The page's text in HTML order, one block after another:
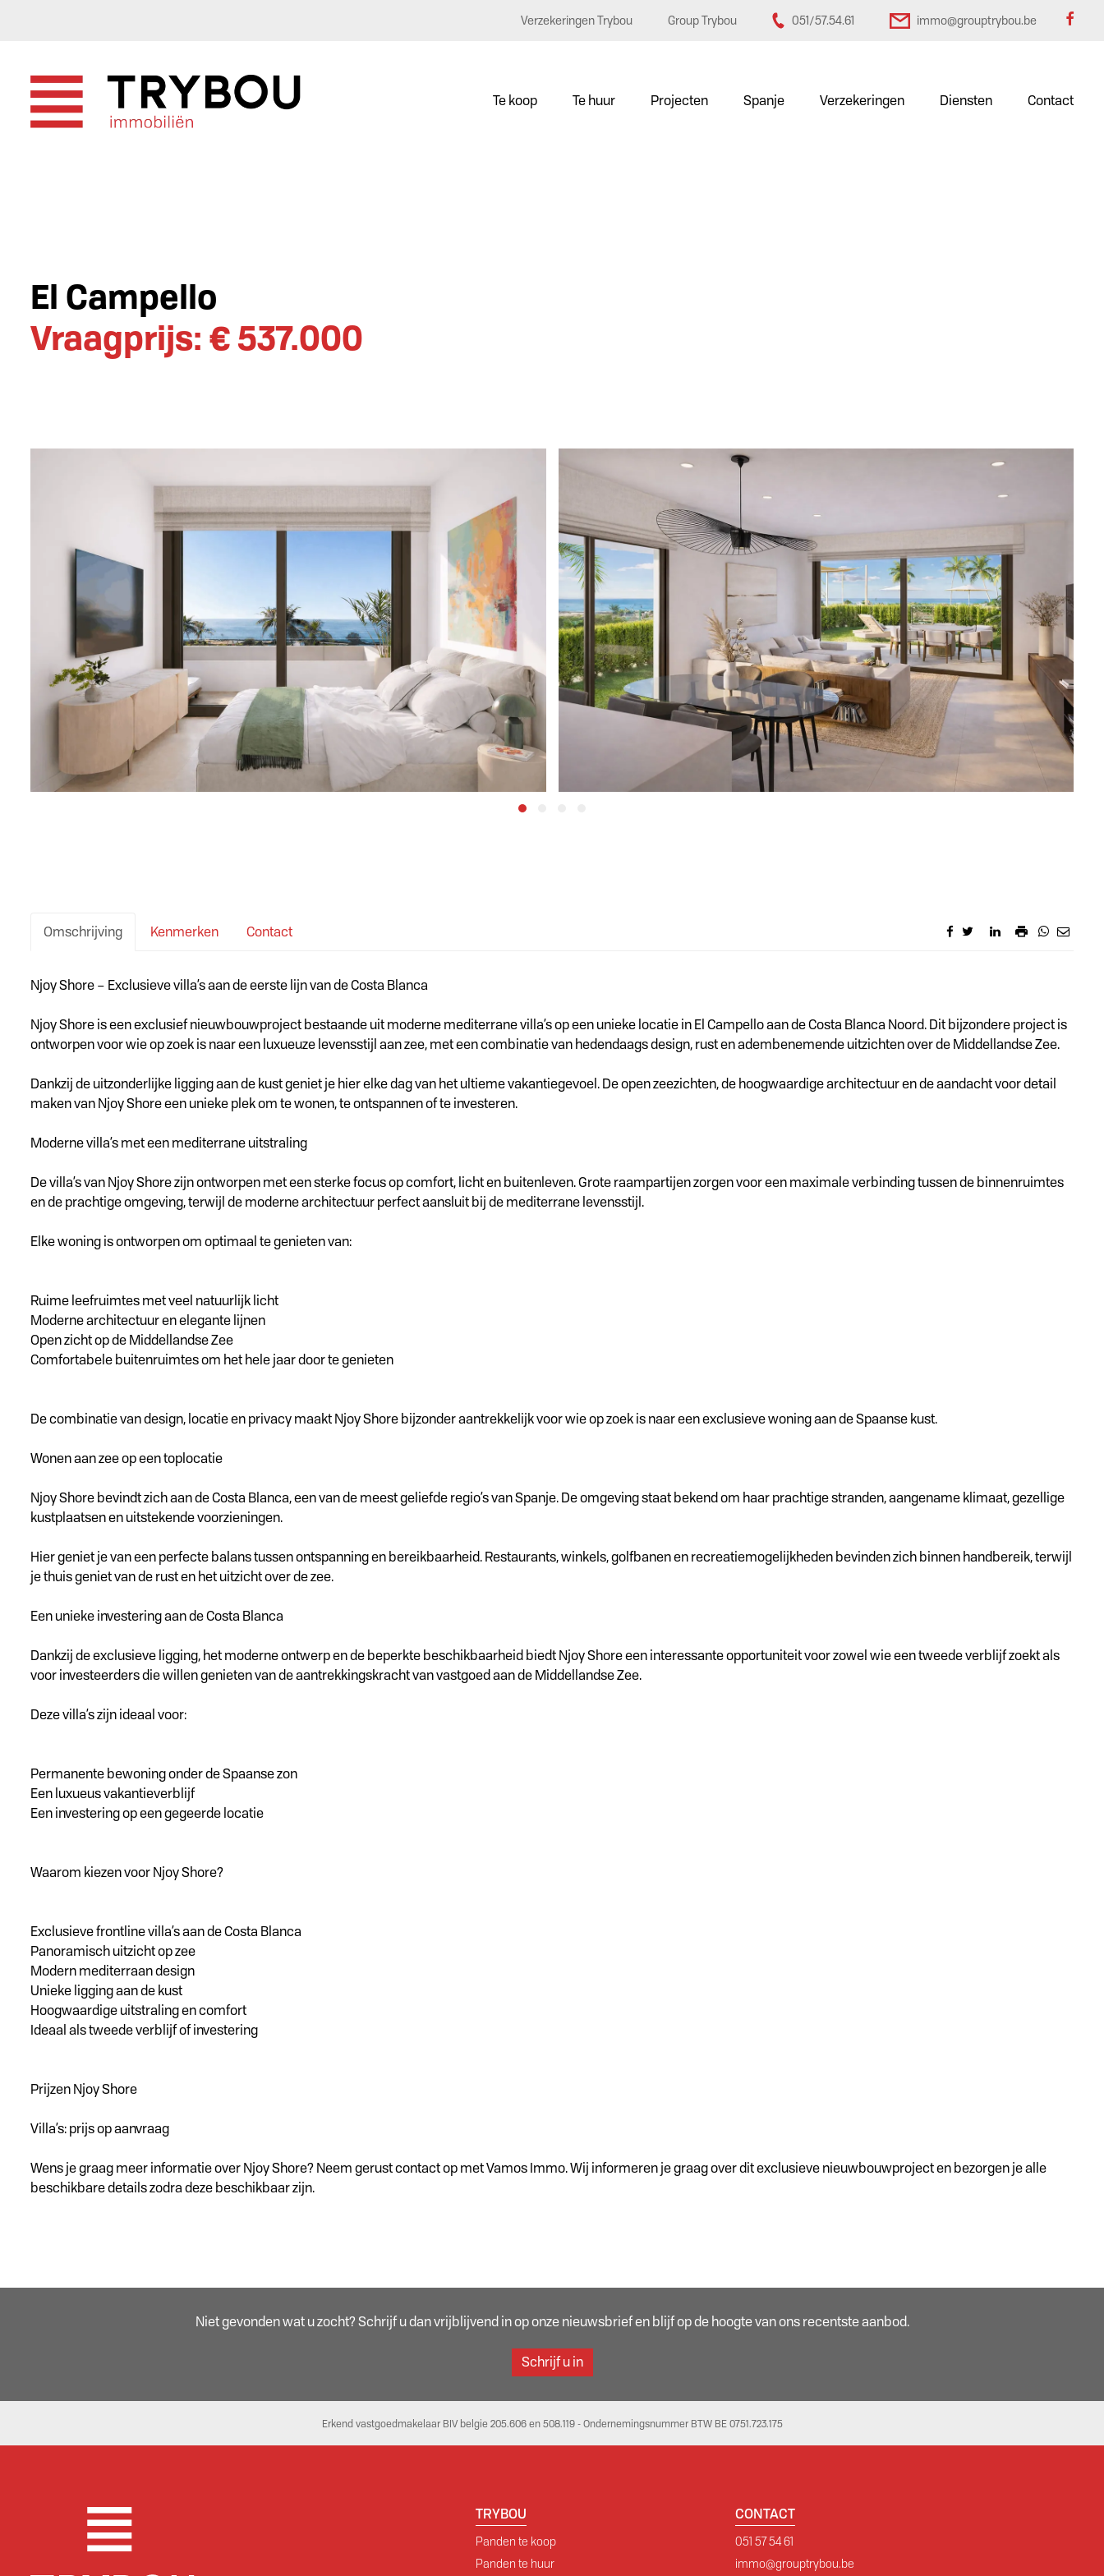
Verzekeringen Trybou Group Trybou 051/57.54.61 immo@grouptrybou.be
Te koop Te huur Projecten Spanje Verzekeringen Diensten Contact
El Campello
Vraagprijs: € 537.000
Omschrijving Kenmerken Contact
Omschrijving
Njoy Shore – Exclusieve villa’s aan de eerste lijn van de Costa Blanca
Njoy Shore is een exclusief nieuwbouwproject bestaande uit moderne mediterrane villa’s op een unieke locatie in El Campello aan de Costa Blanca Noord. Dit bijzondere project is
ontworpen voor wie op zoek is naar een luxueuze levensstijl aan zee, met een combinatie van hedendaags design, rust en adembenemende uitzichten over de Middellandse Zee.
Dankzij de uitzonderlijke ligging aan de kust geniet je hier elke dag van het ultieme vakantiegevoel. De open zeezichten, de hoogwaardige architectuur en de aandacht voor detail
maken van Njoy Shore een unieke plek om te wonen, te ontspannen of te investeren.
Moderne villa’s met een mediterrane uitstraling
De villa’s van Njoy Shore zijn ontworpen met een sterke focus op comfort, licht en buitenleven. Grote raampartijen zorgen voor een maximale verbinding tussen de binnenruimtes
en de prachtige omgeving, terwijl de moderne architectuur perfect aansluit bij de mediterrane levensstijl.
Elke woning is ontworpen om optimaal te genieten van:
Ruime leefruimtes met veel natuurlijk licht
Moderne architectuur en elegante lijnen
Open zicht op de Middellandse Zee
Comfortabele buitenruimtes om het hele jaar door te genieten
De combinatie van design, locatie en privacy maakt Njoy Shore bijzonder aantrekkelijk voor wie op zoek is naar een exclusieve woning aan de Spaanse kust.
Wonen aan zee op een toplocatie
Njoy Shore bevindt zich aan de Costa Blanca, een van de meest geliefde regio’s van Spanje. De omgeving staat bekend om haar prachtige stranden, aangename klimaat, gezellige
kustplaatsen en uitstekende voorzieningen.
Hier geniet je van een perfecte balans tussen ontspanning en bereikbaarheid. Restaurants, winkels, golfbanen en recreatiemogelijkheden bevinden zich binnen handbereik, terwijl
je thuis geniet van de rust en het uitzicht over de zee.
Een unieke investering aan de Costa Blanca
Dankzij de exclusieve ligging, het moderne ontwerp en de beperkte beschikbaarheid biedt Njoy Shore een interessante opportuniteit voor zowel wie een tweede verblijf zoekt als
voor investeerders die willen genieten van de aantrekkingskracht van vastgoed aan de Middellandse Zee.
Deze villa’s zijn ideaal voor:
Permanente bewoning onder de Spaanse zon
Een luxueus vakantieverblijf
Een investering op een gegeerde locatie
Waarom kiezen voor Njoy Shore?
Exclusieve frontline villa’s aan de Costa Blanca
Panoramisch uitzicht op zee
Modern mediterraan design
Unieke ligging aan de kust
Hoogwaardige uitstraling en comfort
Ideaal als tweede verblijf of investering
Prijzen Njoy Shore
Villa’s: prijs op aanvraag
Wens je graag meer informatie over Njoy Shore? Neem gerust contact op met Vamos Immo. Wij informeren je graag over dit exclusieve nieuwbouwproject en bezorgen je alle
beschikbare details zodra deze beschikbaar zijn.
Niet gevonden wat u zocht? Schrijf u dan vrijblijvend in op onze nieuwsbrief en blijf op de hoogte van ons recentste aanbod.
Schrijf u in
Erkend vastgoedmakelaar BIV belgie 205.606 en 508.119 - Ondernemingsnummer BTW BE 0751.723.175
TRYBOU
Panden te koop
Panden te huur
CONTACT
051 57 54 61
immo@grouptrybou.be